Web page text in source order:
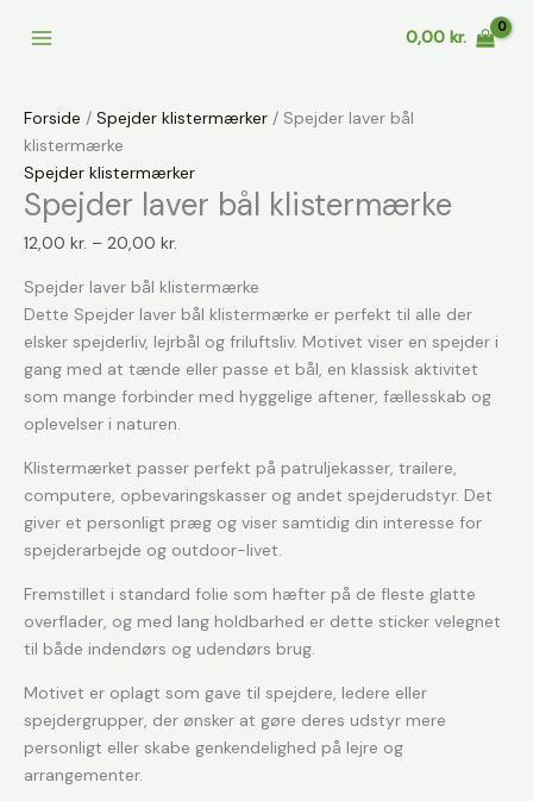
0,00kr.
Forside / Spejder klistermærker / Spejder laver bål
klistermærke
Spejder klistermærker
Spejder laver bål klistermærke
12,00 kr. – 20,00 kr.
til
20,00 kr.
Spejder laver bål klistermærke
Dette Spejder laver bål klistermærke er perfekt til alle der
elsker spejderliv, lejrbål og friluftsliv. Motivet viser en spejder i
gang med at tænde eller passe et bål, en klassisk aktivitet
som mange forbinder med hyggelige aftener, fællesskab og
oplevelser i naturen.
Klistermærket passer perfekt på patruljekasser, trailere,
computere, opbevaringskasser og andet spejderudstyr. Det
giver et personligt præg og viser samtidig din interesse for
spejderarbejde og outdoor-livet.
Fremstillet i standard folie som hæfter på de fleste glatte
overflader, og med lang holdbarhed er dette sticker velegnet
til både indendørs og udendørs brug.
Motivet er oplagt som gave til spejdere, ledere eller
spejdergrupper, der ønsker at gøre deres udstyr mere
personligt eller skabe genkendelighed på lejre og
arrangementer.